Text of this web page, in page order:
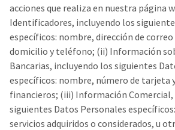
acciones que realiza en nuestra página
Identificadores, incluyendo los
específicos: nombre, dirección de
domicilio y teléfono; (ii) Información
Bancarias, incluyendo los siguientes
específicos: nombre, número de tarjeta
financieros; (iii) Información Comercial,
siguientes Datos Personales
servicios adquiridos o considerados, u